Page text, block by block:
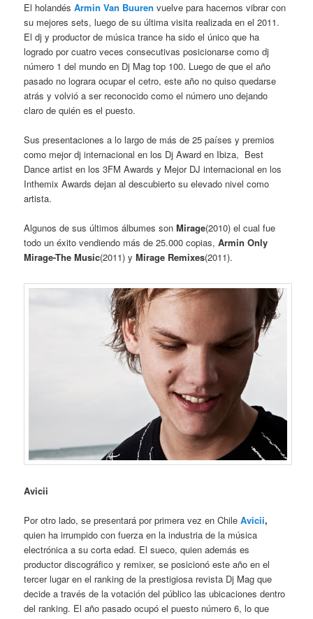
El holandésArmin Van Buuren vuelve para hacernos vibrar con
su mejores sets, luego de su última visita realizada en el 2011.
El dj y productor de música trance ha sido el único que ha
logrado por cuatro veces consecutivas posicionarse como dj
número 1 del mundo en Dj Mag top 100. Luego de que el año
pasado no lograra ocupar el cetro, este año no quiso quedarse
atrás y volvió a ser reconocido como el número uno dejando
claro de quién es el puesto.
Sus presentaciones a lo largo de más de 25 países y premios
como mejor dj internacional en los Dj Award en Ibiza, Best
Dance artist en los 3FM Awards y Mejor DJ internacional en los
Inthemix Awards dejan al descubierto su elevado nivel como
artista.
Algunos de sus últimos álbumes sonMirage(2010) el cual fue
todo un éxito vendiendo más de 25.000 copias,Armin Only
Mirage-The Music(2011) yMirage Remixes(2011).
Avicii
Por otro lado, se presentará por primera vez en ChileAvicii,
quien ha irrumpido con fuerza en la industria de la música
electrónica a su corta edad. El sueco, quien además es
productor discográfico y remixer, se posicionó este año en el
tercer lugar en el ranking de la prestigiosa revista Dj Mag que
decide a través de la votación del público las ubicaciones dentro
del ranking. El año pasado ocupó el puesto número 6, lo que